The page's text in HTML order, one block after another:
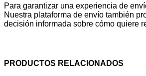
Para garantizar una experiencia de
Nuestra plataforma de envío también
decisión informada sobre cómo quiere
PRODUCTOS RELACIONADOS